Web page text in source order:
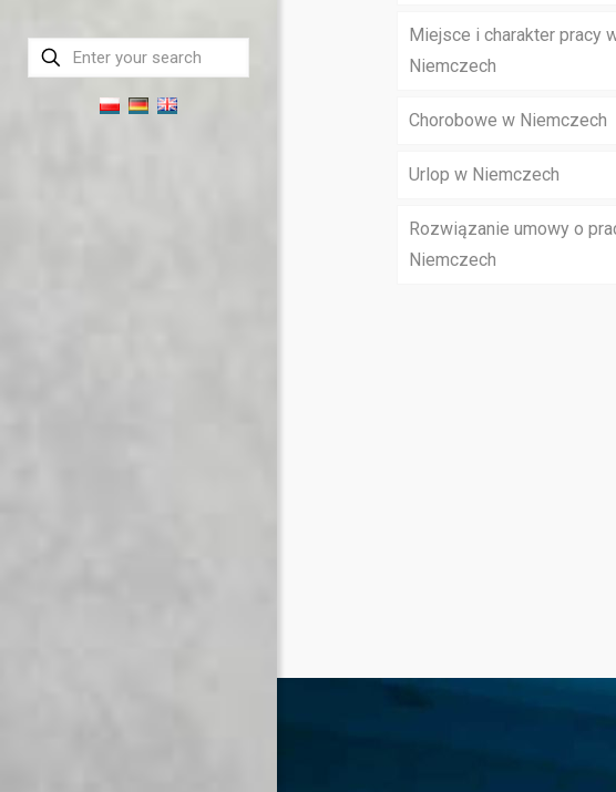
Miejsce i charakter pracy
Niemczech
Chorobowe w Niemczech
Urlop w Niemczech
Rozwiązanie umowy o
Niemczech